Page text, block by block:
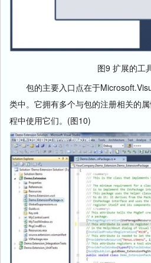
图9 扩展的
包的主要入口点在于
类中。它拥有多个与包的注册相关的
程中使用它们。(图10)